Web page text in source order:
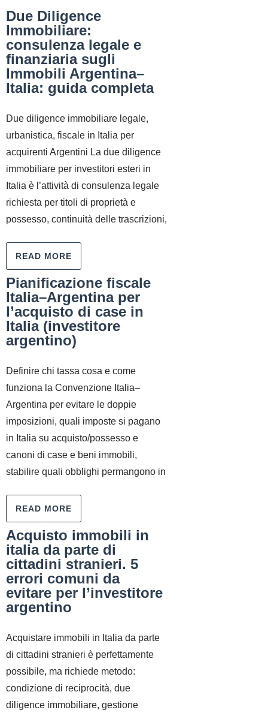
Due Diligence
Immobiliare:
consulenza legale e
finanziaria sugli
Immobili Argentina–
Italia: guida completa
Due diligence immobiliare legale,
urbanistica, fiscale in Italia per
acquirenti Argentini La due diligence
immobiliare per investitori esteri in
Italia è l’attività di consulenza legale
richiesta per titoli di proprietà e
possesso, continuità delle trascrizioni,
READ MORE
Pianificazione fiscale
Italia–Argentina per
l’acquisto di case in
Italia (investitore
argentino)
Definire chi tassa cosa e come
funziona la Convenzione Italia–
Argentina per evitare le doppie
imposizioni, quali imposte si pagano
in Italia su acquisto/possesso e
canoni di case e beni immobili,
stabilire quali obblighi permangono in
READ MORE
Acquisto immobili in
italia da parte di
cittadini stranieri. 5
errori comuni da
evitare per l’investitore
argentino
Acquistare immobili in Italia da parte
di cittadini stranieri è perfettamente
possibile, ma richiede metodo:
condizione di reciprocità, due
diligence immobiliare, gestione